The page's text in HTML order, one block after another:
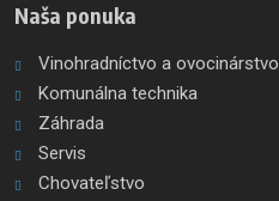
Naša ponuka
Vinohradníctvo a ovocinárstvo
Komunálna technika
Záhrada
Servis
Chovateľstvo